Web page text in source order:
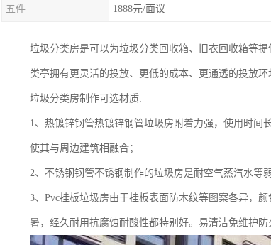
五件 1888元/面议
垃圾分类房是可以为垃圾分类回收箱、旧衣回收箱等
类亭拥有更灵活的投放、更低的成本、更通透的投放
垃圾分类房制作可选材质:
1、热镀锌钢管热镀锌钢管垃圾房附着力强，使用时间
使其与周边建筑相融合；
2、不锈钢钢管不锈钢制作的垃圾房是耐空气蒸汽水等
3、Pvc挂板垃圾房由于挂板表面防木纹等图案各异，
暑，经久耐用抗腐蚀耐酸性都特别好。易清洁免维护防